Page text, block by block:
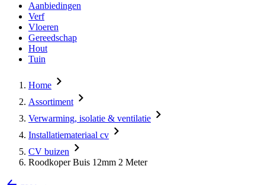
Aanbiedingen
Verf
Vloeren
Gereedschap
Hout
Tuin
Home
Assortiment
Verwarming, isolatie & ventilatie
Installatiemateriaal cv
CV buizen
Roodkoper Buis 12mm 2 Meter